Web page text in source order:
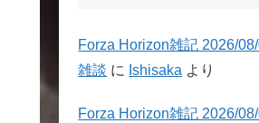
Forza Horizon雑記 2026/
雑談 に Ishisaka より
Forza Horizon雑記 2026/